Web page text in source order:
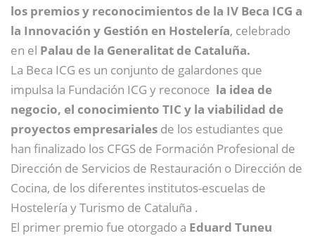
los premios y reconocimientos de la IV Beca ICG a
la Innovación y Gestión en Hostelería, celebrado
en el Palau de la Generalitat de Cataluña.
La Beca ICG es un conjunto de galardones que
impulsa la Fundación ICG y reconoce la idea de
negocio, el conocimiento TIC y la viabilidad de
proyectos empresariales de los estudiantes que
han finalizado los CFGS de Formación Profesional de
Dirección de Servicios de Restauración o Dirección de
Cocina, de los diferentes institutos-escuelas de
Hostelería y Turismo de Cataluña .
El primer premio fue otorgado a Eduard Tuneu